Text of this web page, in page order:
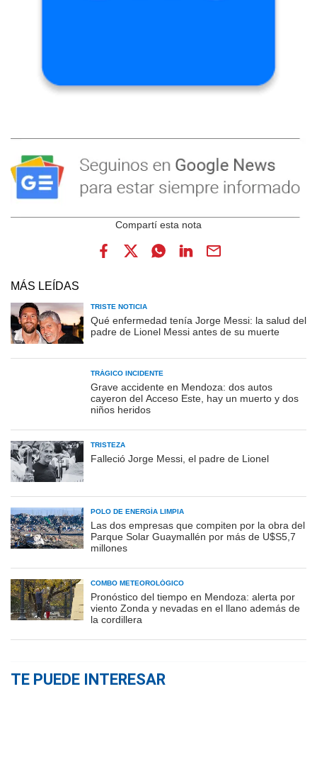
MÁS LEÍDAS
TRISTE NOTICIA
Qué enfermedad tenía Jorge Messi: la salud del
padre de Lionel Messi antes de su muerte
TRÁGICO INCIDENTE
Grave accidente en Mendoza: dos autos
cayeron del Acceso Este, hay un muerto y dos
niños heridos
TRISTEZA
Falleció Jorge Messi, el padre de Lionel
POLO DE ENERGÍA LIMPIA
Las dos empresas que compiten por la obra del
Parque Solar Guaymallén por más de U$S5,7
millones
COMBO METEOROLÓGICO
Pronóstico del tiempo en Mendoza: alerta por
viento Zonda y nevadas en el llano además de
la cordillera
TE PUEDE INTERESAR